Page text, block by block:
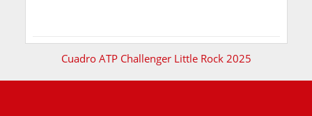
Cuadro ATP Challenger Little Rock 2025